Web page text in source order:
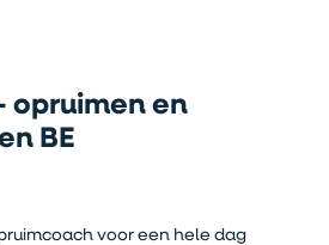
opruimen en
BE
voor een hele dag